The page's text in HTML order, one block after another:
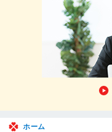
ホーム